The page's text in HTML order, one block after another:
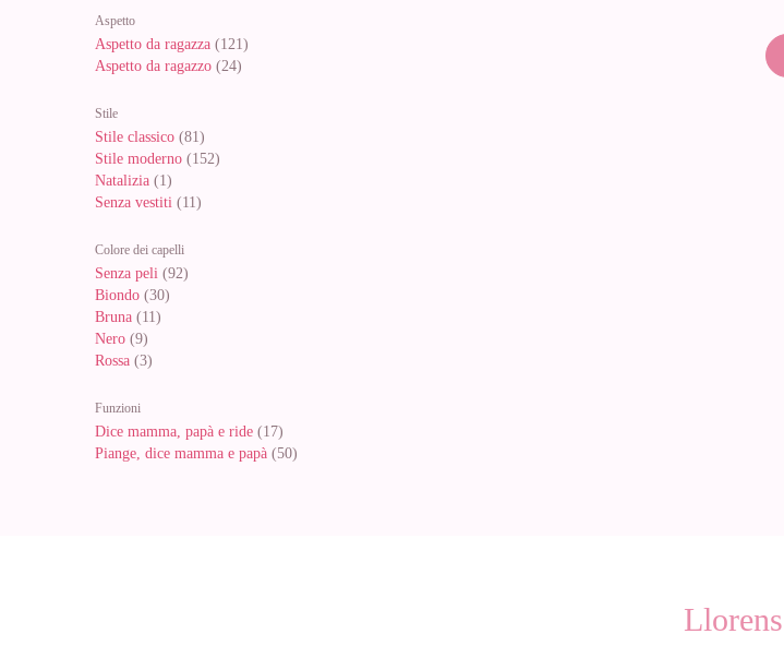
Aspetto
Aspetto da ragazza (121)
Aspetto da ragazzo (24)
Stile
Stile classico (81)
Stile moderno (152)
Natalizia (1)
Senza vestiti (11)
Colore dei capelli
Senza peli (92)
Biondo (30)
Bruna (11)
Nero (9)
Rossa (3)
Funzioni
Dice mamma, papà e ride (17)
Piange, dice mamma e papà (50)
Llorens